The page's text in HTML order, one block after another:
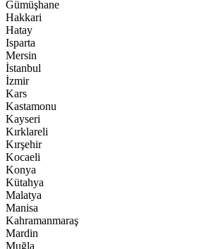
Gümüşhane
Hakkari
Hatay
Isparta
Mersin
İstanbul
İzmir
Kars
Kastamonu
Kayseri
Kırklareli
Kırşehir
Kocaeli
Konya
Kütahya
Malatya
Manisa
Kahramanmaraş
Mardin
Muğla